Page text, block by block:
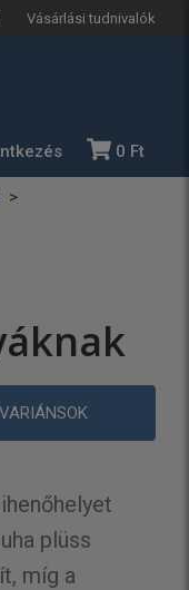
Vásárlási tudnivalók
0 Ft
plüss
míg a